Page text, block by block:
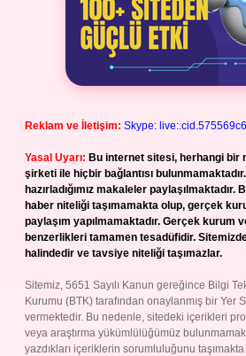
Reklam ve İletişim: Skype:
Yasal Uyarı: Bu internet sitesi, herhangi bir
şirketi ile hiçbir bağlantısı
hazırladığımız makaleler
haber niteliği taşımamakta olup, gerçek
paylaşım yapılmamaktadır. Gerçek kurum
benzerlikleri tamamen tesadüfidir.
halindedir ve tavsiye niteliği taşımazlar.
Sitemiz, 5651 Sayılı Kanun gereğince Bilgi
Kurumu (BTK) tarafından onaylanmış bir Yer
vermektedir. Bu nedenle, sitedeki içerikleri
veya araştırma yükümlülüğümüz
yazdıkları içeriklerin sorumluluğunu